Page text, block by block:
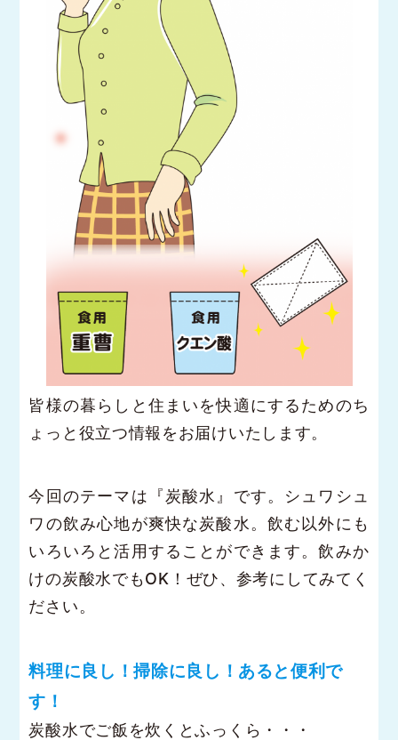
皆様の暮らしと住まいを快適にするためのち
ょっと役立つ情報をお届けいたします。
今回のテーマは『炭酸水』です。シュワシュ
ワの飲み心地が爽快な炭酸水。飲む以外にも
いろいろと活用することができます。飲みか
けの炭酸水でもOK！ぜひ、参考にしてみてく
ださい。
料理に良し！掃除に良し！あると便利で
す！
炭酸水でご飯を炊くとふっくら・・・